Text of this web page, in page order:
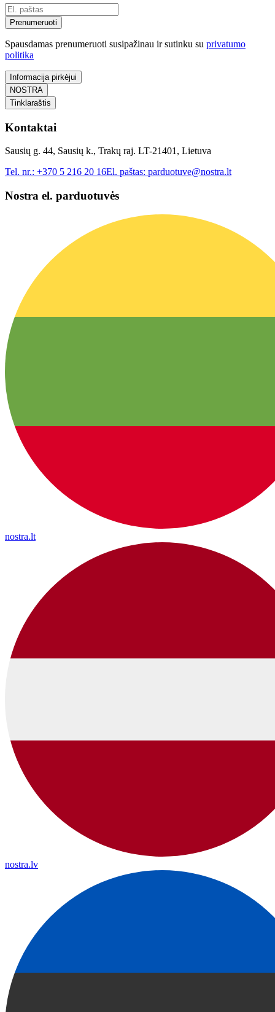
Prenumeruoti
Spausdamas prenumeruoti susipažinau ir sutinku su privatumo
politika
Informacija pirkėjui
NOSTRA
Tinklaraštis
Kontaktai
Sausių g. 44, Sausių k., Trakų raj. LT-21401, Lietuva
Tel. nr.: +370 5 216 20 16El. paštas: parduotuve@nostra.lt
Nostra el. parduotuvės
nostra.lt
nostra.lv